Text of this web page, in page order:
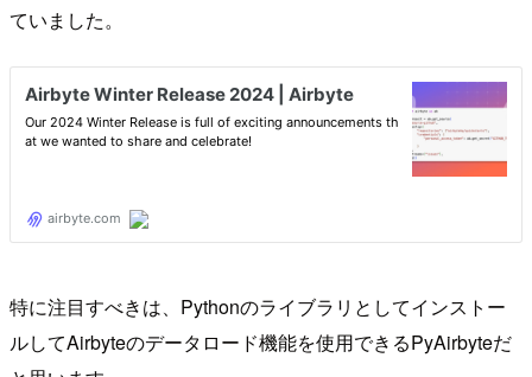
ていました。
特に注目すべきは、Pythonのライブラリとしてインストー
ルしてAirbyteのデータロード機能を使用できるPyAirbyteだ